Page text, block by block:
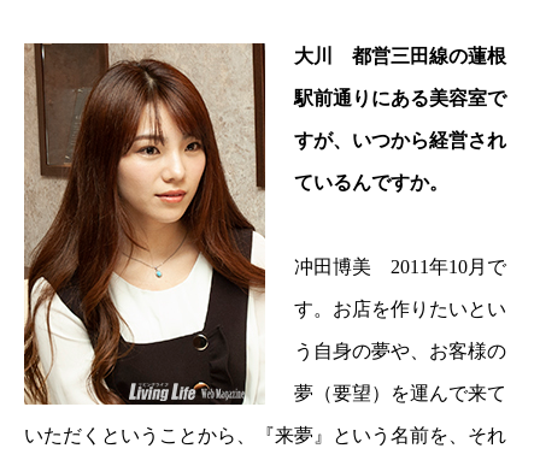
大川 都営三田線の蓮根
駅前通りにある美容室で
すが、いつから経営され
ているんですか。
冲田博美 2011年10月で
す。お店を作りたいとい
う自身の夢や、お客様の
夢（要望）を運んで来て
いただくということから、『来夢』という名前を、それ